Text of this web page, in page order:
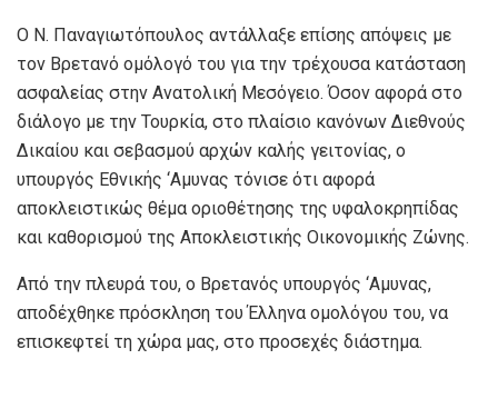
Ο Ν. Παναγιωτόπουλος αντάλλαξε επίσης απόψεις με
τον Βρετανό ομόλογό του για την τρέχουσα κατάσταση
ασφαλείας στην Ανατολική Μεσόγειο. Όσον αφορά στο
διάλογο με την Τουρκία, στο πλαίσιο κανόνων Διεθνούς
Δικαίου και σεβασμού αρχών καλής γειτονίας, ο
υπουργός Εθνικής ‘Αμυνας τόνισε ότι αφορά
αποκλειστικώς θέμα οριοθέτησης της υφαλοκρηπίδας
και καθορισμού της Αποκλειστικής Οικονομικής Ζώνης.
Από την πλευρά του, ο Βρετανός υπουργός ‘Αμυνας,
αποδέχθηκε πρόσκληση του Έλληνα ομολόγου του, να
επισκεφτεί τη χώρα μας, στο προσεχές διάστημα.